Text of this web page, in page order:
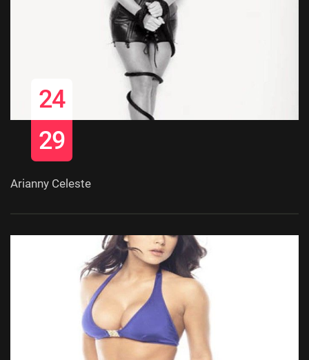
24
29
Arianny Celeste